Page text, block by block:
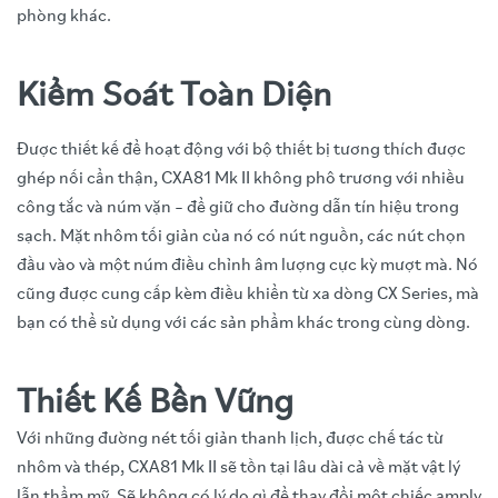
phòng khác.
Kiểm Soát Toàn Diện
Được thiết kế để hoạt động với bộ thiết bị tương thích được
ghép nối cẩn thận, CXA81 Mk II không phô trương với nhiều
công tắc và núm vặn – để giữ cho đường dẫn tín hiệu trong
sạch. Mặt nhôm tối giản của nó có nút nguồn, các nút chọn
đầu vào và một núm điều chỉnh âm lượng cực kỳ mượt mà. Nó
cũng được cung cấp kèm điều khiển từ xa dòng CX Series, mà
bạn có thể sử dụng với các sản phẩm khác trong cùng dòng.
Thiết Kế Bền Vững
Với những đường nét tối giản thanh lịch, được chế tác từ
nhôm và thép, CXA81 Mk II sẽ tồn tại lâu dài cả về mặt vật lý